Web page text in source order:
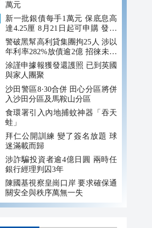
萬元
新一批銀債每手1萬元 保底息高
達4.25厘 8月21日起可申購 發行
金額最多550億
警破黑幫高利貸集團拘25人 涉以
年利率282%放債逾2億 招徠未成
年追數
涂謹申據報獲發還護照 已到英國
與家人團聚
沙田警區8·30合併 田心分區將併
入沙田分區及馬鞍山分區
食環署引入內地捕蚊神器「吞天
蛙」
拜仁公開訓練 變了簽名放題 球
迷滿載而歸
涉詐騙投資者逾4億日圓 兩時任
銀行經理判囚3年
陳國基視察皇崗口岸 要求確保通
關安全與秩序萬無一失